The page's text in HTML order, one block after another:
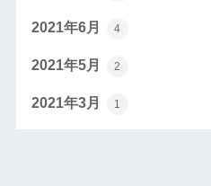
2021年6月 4
2021年5月 2
2021年3月 1